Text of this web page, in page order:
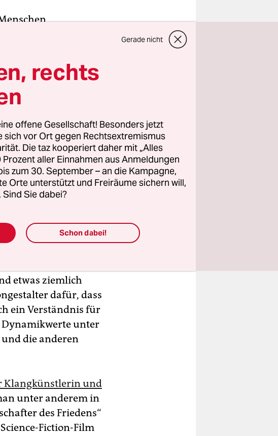
elektronischen
oder Ambient
arbeiten
die Kritik.
Stimmen
der
mit im
etwas ziemlich
dafür, dass
ein Verständnis für
Dynamikwerte unter
die anderen
Klangkünstlerin und
unter anderem in
des Friedens“
Fiction-Film
Gerade nicht
rechts
offene Gesellschaft! Besonders jetzt
sich vor Ort gegen Rechtsextremismus
Die taz kooperiert daher mit „Alles
aller Einnahmen aus Anmeldungen
zum 30. September – an die Kampagne,
Orte unterstützt und Freiräume sichern will,
Sie dabei?
Schon dabei!